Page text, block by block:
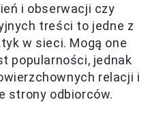
i obserwacji czy
treści to jedne z
w sieci. Mogą one
popularności, jednak
relacji i
strony odbiorców.